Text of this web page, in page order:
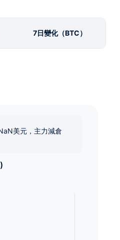
7日變化（BTC）
美元，主力減倉